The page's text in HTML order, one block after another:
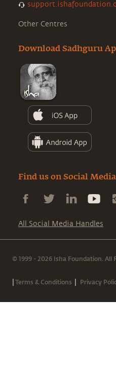
Other Centres
Download Sadhguru
Find us on Social Media
All Social Media Handles
© 1999 - 2026 Isha Foundation. All
|Terms & Conditions | Privacy